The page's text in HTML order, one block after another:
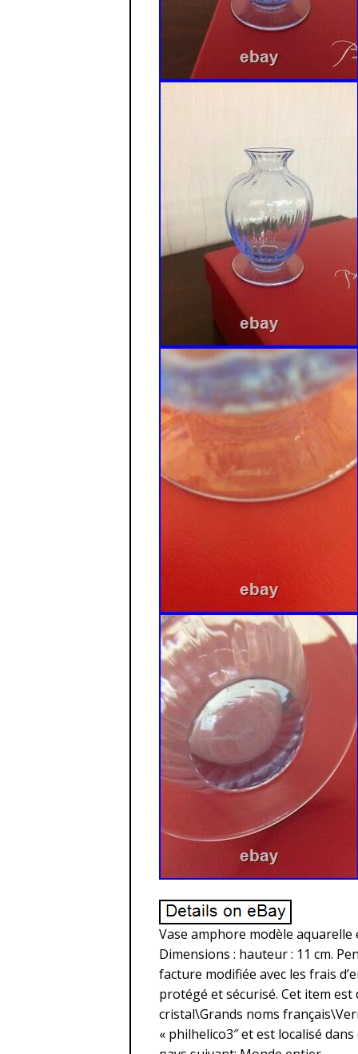
Vase amphore modèle aquarelle
Dimensions : hauteur : 11 cm.
facture modifiée avec les frais
protégé et sécurisé. Cet item
cristal\Grands noms
« philhelico3″ et est localisé